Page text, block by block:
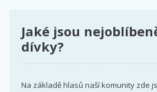
Jaké jsou
dívky?
Na základě hlasů naší komunity zde